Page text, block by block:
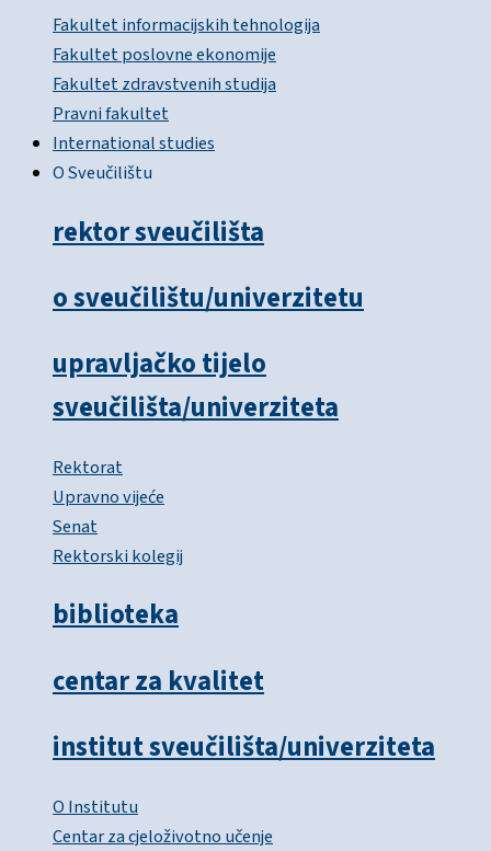
Fakultet informacijskih tehnologija
Fakultet poslovne ekonomije
Fakultet zdravstvenih studija
Pravni fakultet
International studies
O Sveučilištu
rektor sveučilišta
o sveučilištu/univerzitetu
upravljačko tijelo
sveučilišta/univerziteta
Rektorat
Upravno vijeće
Senat
Rektorski kolegij
biblioteka
centar za kvalitet
institut sveučilišta/univerziteta
O Institutu
Centar za cjeloživotno učenje